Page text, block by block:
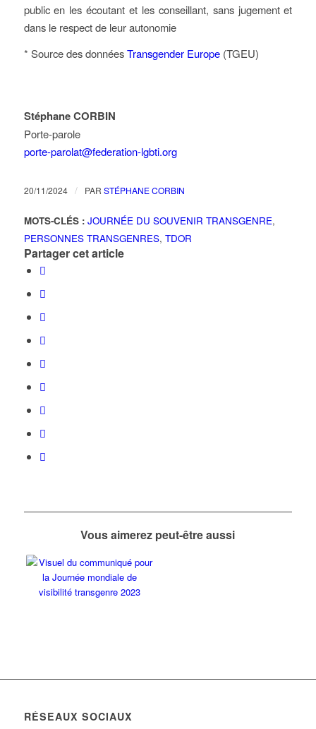
public en les écoutant et les conseillant, sans jugement et
dans le respect de leur autonomie
* Source des donnéesTransgender Europe(TGEU)
Stéphane CORBIN
Porte-parole
porte-parolat@federation-lgbti.org
20/11/2024 / PAR STÉPHANE CORBIN
MOTS-CLÉS : JOURNÉE DU SOUVENIR TRANSGENRE,
PERSONNES TRANSGENRES, TDOR
Partager cet article
Vous aimerez peut-être aussi
RÉSEAUX SOCIAUX